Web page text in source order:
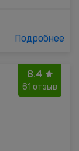
Подробнее
8.4
61 отзыв